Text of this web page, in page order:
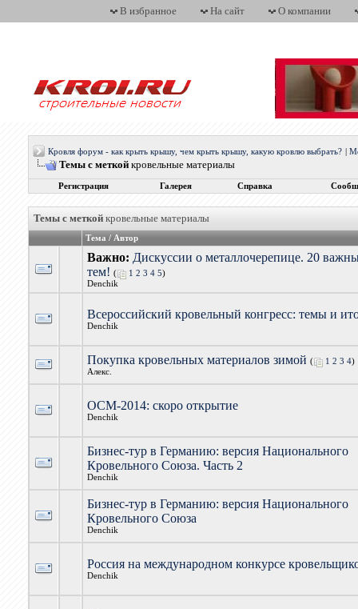
В избранное На сайт О компании
Кровля форум - как крыть крышу, чем крыть крышу, какую кровлю выбрать?
Темы с меткой кровельные материалы
Регистрация Галерея Справка
Темы с меткой кровельные материалы
Тема / Автор
Важно: Дискуссии о металлочерепице. 20
тем! ( 1 2 3 4 5)
Denchik
Всероссийский кровельный конгресс: темы и
Denchik
Покупка кровельных материалов зимой ( 1 2 3 4)
Алекс.
ОСМ-2014: скоро открытие
Denchik
Бизнес-тур в Германию: версия Национального
Кровельного Союза. Часть 2
Denchik
Бизнес-тур в Германию: версия Национального
Кровельного Союза
Denchik
Россия на международном конкурсе
Denchik